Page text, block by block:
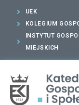
UEK
KOLEGIUM
INSTYTUT
MIEJSKICH